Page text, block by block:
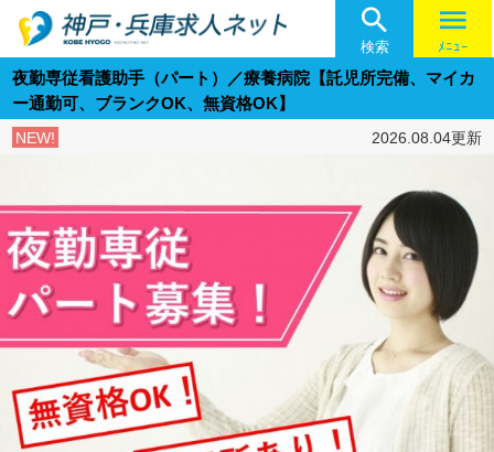

検索
menu
ﾒﾆｭｰ
夜勤専従看護助手（パート）／療養病院【託児所完備、マイカ
ー通勤可、ブランクOK、無資格OK】
NEW! 2026.08.04更新